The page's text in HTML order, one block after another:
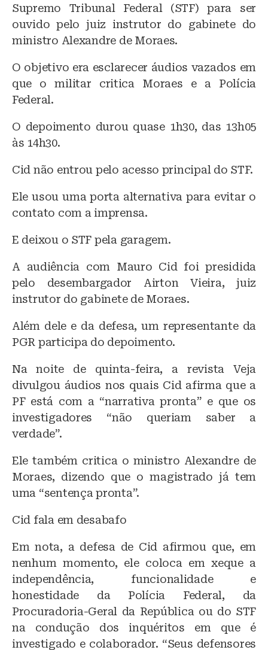
Supremo Tribunal Federal (STF) para ser
ouvido pelo juiz instrutor do gabinete do
ministro Alexandre de Moraes.
O objetivo era esclarecer áudios vazados em
que o militar critica Moraes e a Polícia
Federal.
O depoimento durou quase 1h30, das 13h05
às 14h30.
Cid não entrou pelo acesso principal do STF.
Ele usou uma porta alternativa para evitar o
contato com a imprensa.
E deixou o STF pela garagem.
A audiência com Mauro Cid foi presidida
pelo desembargador Airton Vieira, juiz
instrutor do gabinete de Moraes.
Além dele e da defesa, um representante da
PGR participa do depoimento.
Na noite de quinta-feira, a revista Veja
divulgou áudios nos quais Cid afirma que a
PF está com a “narrativa pronta” e que os
investigadores “não queriam saber a
verdade”.
Ele também critica o ministro Alexandre de
Moraes, dizendo que o magistrado já tem
uma “sentença pronta”.
Cid fala em desabafo
Em nota, a defesa de Cid afirmou que, em
nenhum momento, ele coloca em xeque a
independência, funcionalidade e
honestidade da Polícia Federal, da
Procuradoria-Geral da República ou do STF
na condução dos inquéritos em que é
investigado e colaborador. “Seus defensores